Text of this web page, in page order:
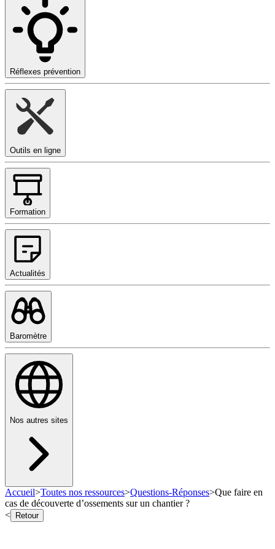
Réflexes prévention
Outils en ligne
Formation
Actualités
Baromètre
Nos autres sites
Accueil>Toutes nos ressources>Questions-Réponses>Que faire en
cas de découverte d’ossements sur un chantier ?
<
Retour